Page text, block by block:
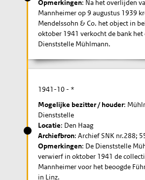
Opmerkingen: Na het overlijden
Mannheimer op 9 augustus 1939
Mendelssohn & Co. het object in
oktober 1941 verkocht de bank het
Dienststelle Mühlmann.
1941-10 - *
Mogelijke bezitter / houder:
Dienststelle
Locatie: Den Haag
Archiefbron: Archief SNK nr.288;
Opmerkingen: De Dienststelle
verwierf in oktober 1941 de
Mannheimer voor het beoogde
in Linz.